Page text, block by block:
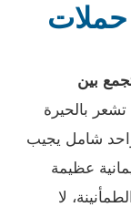
بين
بالحيرة
شامل يجيب
عظيمة
لا